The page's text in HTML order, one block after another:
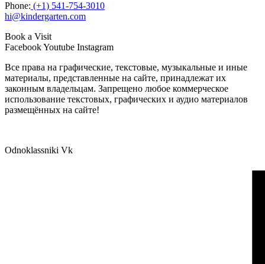
Phone: (+1) 541-754-3010
hi@kindergarten.com
Book a Visit
FacebookYoutube Instagram
Все права на графические, текстовые, музыкальные и иные
материалы, представленные на сайте, принадлежат их
законным владельцам. Запрещено любое коммерческое
использование текстовых, графических и аудио материалов
размещённых на сайте!
Odnoklassniki Vk